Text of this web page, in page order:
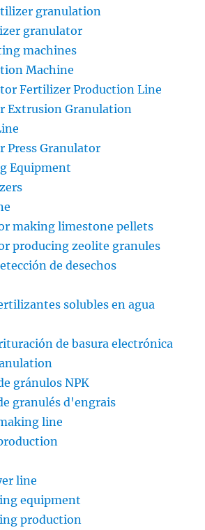
granulation
granulator
machines
Machine
Fertilizer Production Line
Extrusion Granulation
Press Granulator
Equipment
making limestone pellets
producing zeolite granules
de desechos
solubles en agua
de basura electrónica
gránulos NPK
granulés d'engrais
line
line
equipment
production